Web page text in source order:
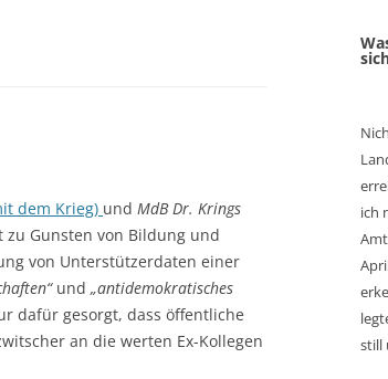
dem Krieg) und MdB Dr. Krings
Gunsten von Bildung und
von Unterstützerdaten einer
und „antidemokratisches
dafür gesorgt, dass öffentliche
an die werten Ex-Kollegen
ich
still